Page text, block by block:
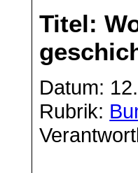
Titel:
Datum:
Rubrik: